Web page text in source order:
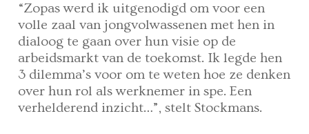
“Zopas werd ik uitgenodigd om voor een
volle zaal van jongvolwassenen met hen in
dialoog te gaan over hun visie op de
arbeidsmarkt van de toekomst. Ik legde hen
3 dilemma’s voor om te weten hoe ze denken
over hun rol als werknemer in spe. Een
verhelderend inzicht…”, stelt Stockmans.